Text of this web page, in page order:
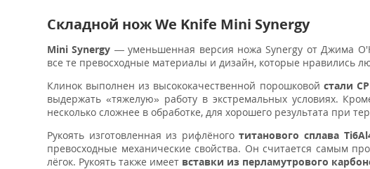
Складной нож We Knife Mini Synergy
Mini Synergy — уменьшенная версия ножа Synergy от Джима
все те превосходные материалы и дизайн, которые нравились
Клинок выполнен из высококачественной порошковой стали
выдержать «тяжелую» работу в экстремальных условиях.
несколько сложнее в обработке, для хорошего результата при
Рукоять изготовленная из рифлёноготитанового сплава
превосходные механические свойства. Он считается самым
лёгок. Рукоять также имеет вставки из перламутрового